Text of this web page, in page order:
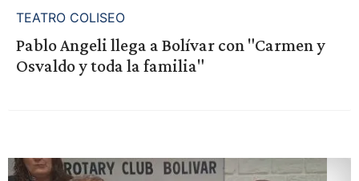
TEATRO COLISEO
Pablo Angeli llega a Bolívar con "Carmen y
Osvaldo y toda la familia"